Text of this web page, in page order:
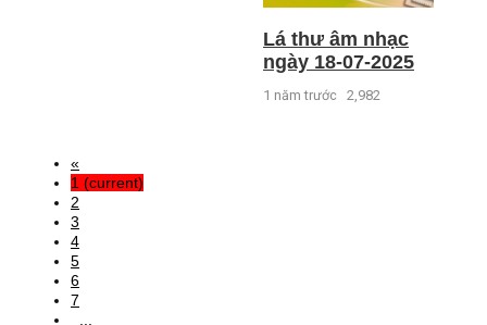
Lá thư âm nhạc
ngày 18-07-2025
1 năm trước 2,982
«
1 (current)
2
3
4
5
6
7